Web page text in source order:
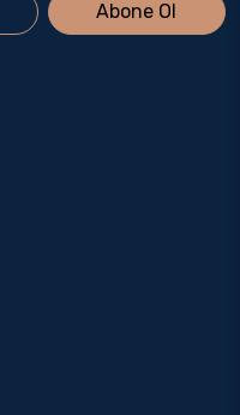
Abone Ol